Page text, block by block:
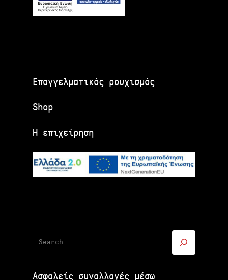
Επαγγελματικός ρουχισμός
Shop
Η επιχείρηση
Ασφαλείς συναλλαγές μέσω